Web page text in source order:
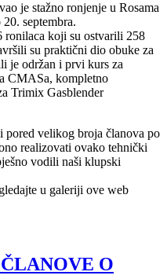
je stažno ronjenje u Rosama
septembra.
koji su ostvarili 258
su praktični dio obuke za
je održan i prvi kurs za
CMASa, kompletno
Trimix Gasblender
pored velikog broja članova po
realizovati ovako tehnički
vodili naši klupski
u galeriji ove web
O